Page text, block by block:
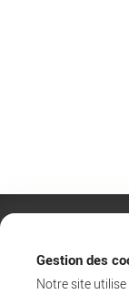
Gestion des
Notre site